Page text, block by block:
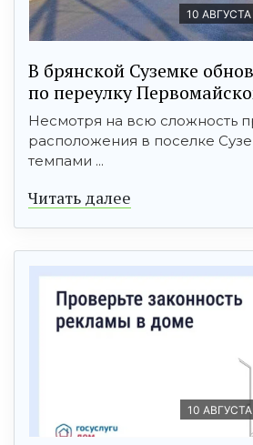
10 АВГУСТА
В брянской Суземке
по переулку
Несмотря на всю сложность
расположения в поселке
темпами ...
Читать далее
10 АВГУСТА